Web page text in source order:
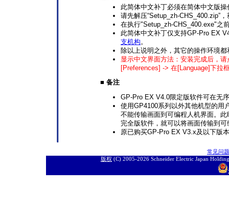
此简体中文补丁必须在简体中文版
请先解压“Setup_zh-CHS_400.zip”
在执行"Setup_zh-CHS_400.exe"之
此简体中文补丁仅支持GP-Pro EX
支机构。
除以上说明之外，其它的操作环境
显示中文界面方法：安装完成后，
[Preferences] -> 在[Language]下拉
■ 备注
GP-Pro EX V4.0限定版软件可在无
使用GP4100系列以外其他机型的用
不能传输画面到可编程人机界面。
完全版软件，就可以将画面传输到
原已购买GP-Pro EX V3.x及以下版
常见问题
版权 (C) 2005-2026 Schneider Electric Japan